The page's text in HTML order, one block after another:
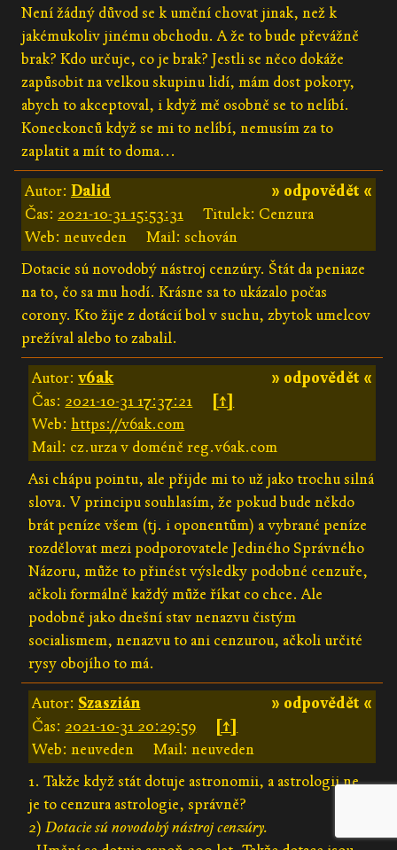
Není žádný důvod se k umění chovat jinak, než k
jakémukoliv jinému obchodu. A že to bude převážně
brak? Kdo určuje, co je brak? Jestli se něco dokáže
zapůsobit na velkou skupinu lidí, mám dost pokory,
abych to akceptoval, i když mě osobně se to nelíbí.
Koneckonců když se mi to nelíbí, nemusím za to
zaplatit a mít to doma...
» odpovědět «
Autor: Dalid
Čas: 2021-10-31 15:53:31
Titulek: Cenzura
Web: neuveden
Mail: schován
Dotacie sú novodobý nástroj cenzúry. Štát da peniaze
na to, čo sa mu hodí. Krásne sa to ukázalo počas
corony. Kto žije z dotácií bol v suchu, zbytok umelcov
prežíval alebo to zabalil.
» odpovědět «
Autor:v6ak
Čas: 2021-10-31 17:37:21
[↑]
Web:https://v6ak.com
Mail: cz.urza v doméně reg.v6ak.com
Asi chápu pointu, ale přijde mi to už jako trochu silná
slova. V principu souhlasím, že pokud bude někdo
brát peníze všem (tj. i oponentům) a vybrané peníze
rozdělovat mezi podporovatele Jediného Správného
Názoru, může to přinést výsledky podobné cenzuře,
ačkoli formálně každý může říkat co chce. Ale
podobně jako dnešní stav nenazvu čistým
socialismem, nenazvu to ani cenzurou, ačkoli určité
rysy obojího to má.
» odpovědět «
Autor: Szaszián
Čas: 2021-10-31 20:29:59
[↑]
Web: neuveden
Mail: neuveden
1. Takže když stát dotuje astronomii, a astrologii ne,
je to cenzura astrologie, správně?
2)Dotacie sú novodobý nástroj cenzúry.